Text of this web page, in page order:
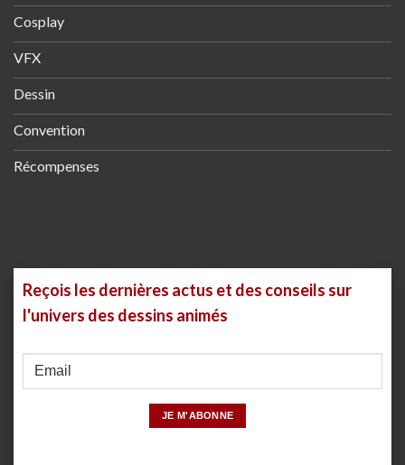
Cosplay
VFX
Dessin
Convention
Récompenses
Reçois les dernières actus et des conseils sur
l'univers des dessins animés